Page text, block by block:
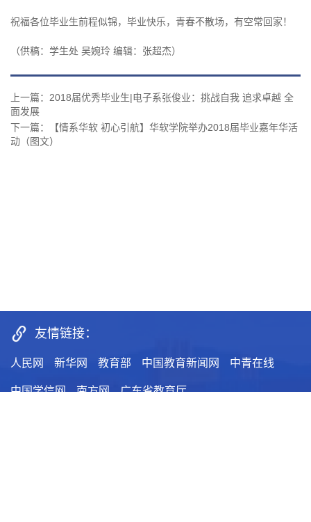
祝福各位毕业生前程似锦，毕业快乐，青春不散场，有空常回家！
（供稿：学生处 吴婉玲 编辑：张超杰）
上一篇：2018届优秀毕业生|电子系张俊业：挑战自我 追求卓越 全
面发展
下一篇：【情系华软 初心引航】华软学院举办2018届毕业嘉年华活
动（图文）
友情链接：
人民网 新华网 教育部 中国教育新闻网 中青在线
中国学信网 南方网 广东省教育厅